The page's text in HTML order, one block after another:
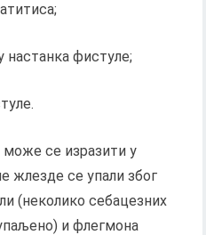
фистуле;
се изразити у
жлезде се упали због
(неколико себацезних
и флегмона